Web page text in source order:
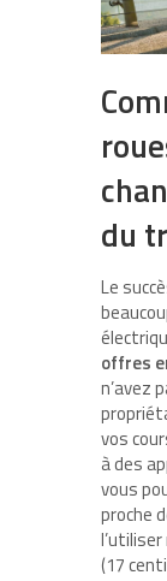
du
Le
offres
n’avez
vos
à des
vous
proche
(17